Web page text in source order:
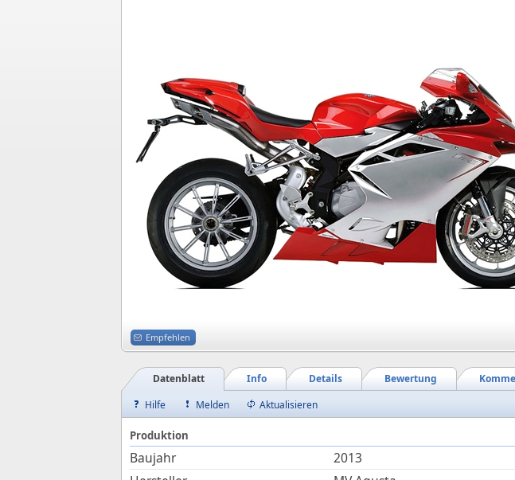
Empfehlen
Bewertung
Details
Info
Datenblatt
Hilfe Melden Aktualisieren
Produktion
Baujahr
2013